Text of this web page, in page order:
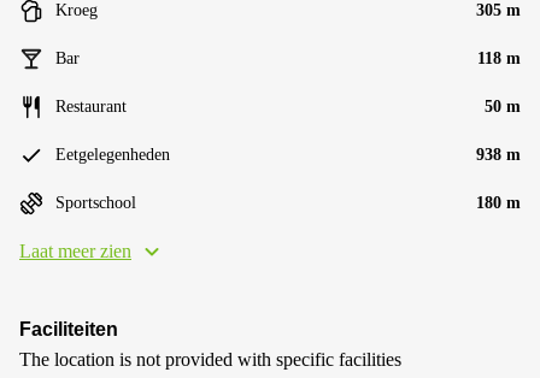
Kroeg 305 m
Bar 118 m
Restaurant 50 m
Eetgelegenheden 938 m
Sportschool 180 m
Laat meer zien
Faciliteiten
The location is not provided with specific facilities